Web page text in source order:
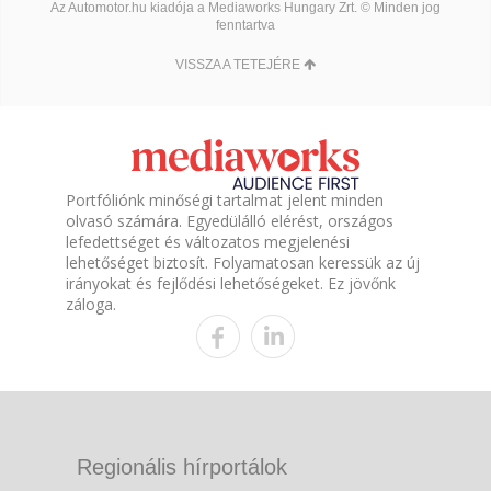
Az Automotor.hu kiadója a Mediaworks Hungary Zrt. © Minden jog
fenntartva
VISSZA A TETEJÉRE
Portfóliónk minőségi tartalmat jelent minden
olvasó számára. Egyedülálló elérést, országos
lefedettséget és változatos megjelenési
lehetőséget biztosít. Folyamatosan keressük az új
irányokat és fejlődési lehetőségeket. Ez jövőnk
záloga.
Regionális hírportálok